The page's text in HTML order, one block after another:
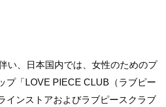
い、日本国内では、女性のためのプ
プ「LOVE PIECE CLUB（ラブピー
インストアおよびラブピースクラブ